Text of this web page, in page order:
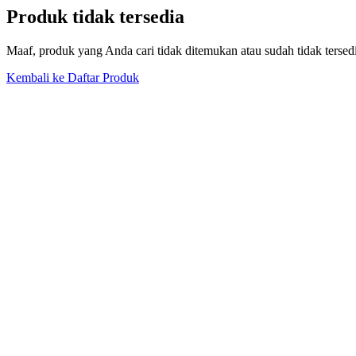
Produk tidak tersedia
Maaf, produk yang Anda cari tidak ditemukan atau sudah tidak
Kembali ke Daftar Produk